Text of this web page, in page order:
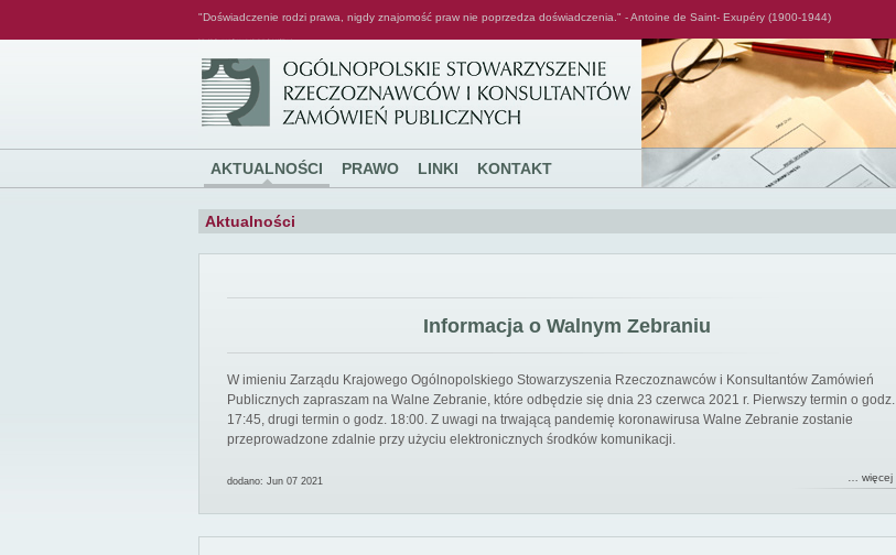
"Doświadczenie rodzi prawa, nigdy znajomość praw nie poprzedza doświadczenia." - Antoine de Saint- Exupéry (1900-1944)
AKTUALNOŚCI PRAWO LINKI KONTAKT
Aktualności
Informacja o Walnym Zebraniu
W imieniu Zarządu Krajowego Ogólnopolskiego Stowarzyszenia Rzeczoznawców i Konsultantów Zamówień
Publicznych zapraszam na Walne Zebranie, które odbędzie się dnia 23 czerwca 2021 r. Pierwszy termin o godz.
17:45, drugi termin o godz. 18:00. Z uwagi na trwającą pandemię koronawirusa Walne Zebranie zostanie
przeprowadzone zdalnie przy użyciu elektronicznych środków komunikacji.
dodano: Jun 07 2021 … więcej